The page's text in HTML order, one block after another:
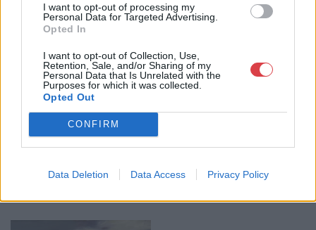
I want to opt-out of processing my
Personal Data for Targeted Advertising.
Opted In
I want to opt-out of Collection, Use,
Retention, Sale, and/or Sharing of my
Personal Data that Is Unrelated with the
Purposes for which it was collected.
Opted Out
CONFIRM
Data Deletion Data Access Privacy Policy
kínálatunkból. Ezért is rendezünk minden második héten,
szerda esténként online árverést! Kedd-től péntek-ig 11.00-este
GALÉRIA TOVÁBBI MŰTÁRGYAI
KAPCSOLÓDÓ MŰTÁRGYAK